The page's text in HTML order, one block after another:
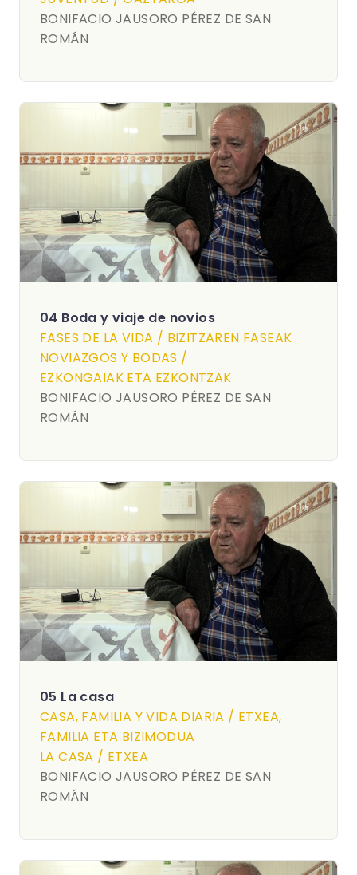
BONIFACIO JAUSORO PÉREZ DE SAN
ROMÁN
04 Boda y viaje de novios
FASES DE LA VIDA / BIZITZAREN FASEAK
NOVIAZGOS Y BODAS /
EZKONGAIAK ETA EZKONTZAK
BONIFACIO JAUSORO PÉREZ DE SAN
ROMÁN
05 La casa
CASA, FAMILIA Y VIDA DIARIA / ETXEA,
FAMILIA ETA BIZIMODUA
LA CASA / ETXEA
BONIFACIO JAUSORO PÉREZ DE SAN
ROMÁN